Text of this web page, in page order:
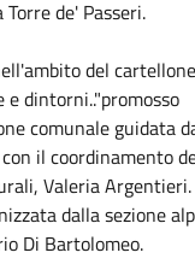
de' Passeri.
del
e dintorni.."promosso
comunale guidata
il coordinamento
Valeria Argentieri.
dalla sezione
Di Bartolomeo.